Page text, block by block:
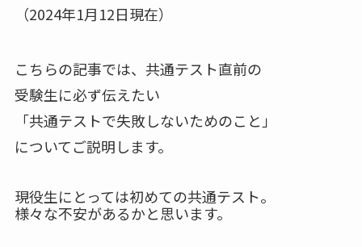
（2024年1月12日現在）
こちらの記事では、共通テスト直前の
受験生に必ず伝えたい
「共通テストで失敗しないためのこと」
についてご説明します。
現役生にとっては初めての共通テスト。
様々な不安があるかと思います。